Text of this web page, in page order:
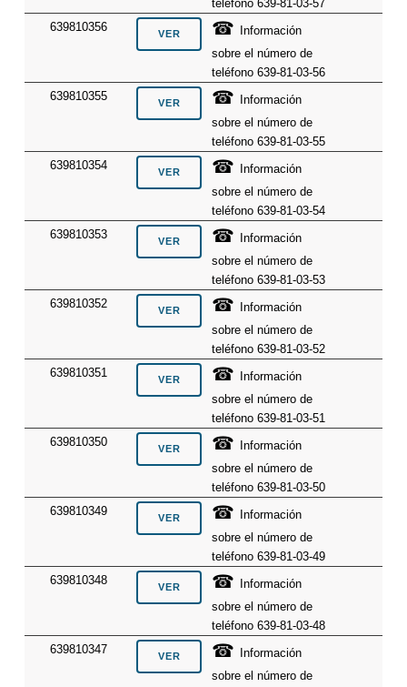
teléfono 639-81-03-57
639810356
☎
Información
sobre el número de
teléfono 639-81-03-56
639810355
☎
Información
sobre el número de
teléfono 639-81-03-55
639810354
☎
Información
sobre el número de
teléfono 639-81-03-54
639810353
☎
Información
sobre el número de
teléfono 639-81-03-53
639810352
☎
Información
sobre el número de
teléfono 639-81-03-52
639810351
☎
Información
sobre el número de
teléfono 639-81-03-51
639810350
☎
Información
sobre el número de
teléfono 639-81-03-50
639810349
☎
Información
sobre el número de
teléfono 639-81-03-49
639810348
☎
Información
sobre el número de
teléfono 639-81-03-48
639810347
☎
Información
sobre el número de